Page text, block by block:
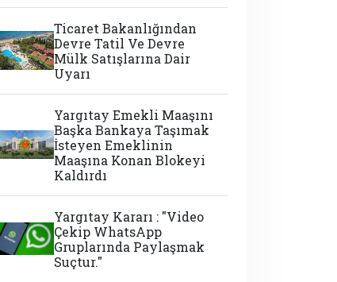
Ticaret Bakanlığından
Devre Tatil Ve Devre
Mülk Satışlarına Dair
Uyarı
Yargıtay Emekli Maaşını
Başka Bankaya Taşımak
İsteyen Emeklinin
Maaşına Konan Blokeyi
Kaldırdı
Yargıtay Kararı : "Video
Çekip WhatsApp
Gruplarında Paylaşmak
Suçtur."